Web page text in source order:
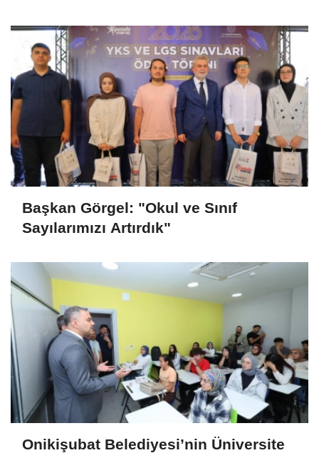
Başkan Görgel: "Okul ve Sınıf
Sayılarımızı Artırdık"
Onikişubat Belediyesi’nin Üniversite